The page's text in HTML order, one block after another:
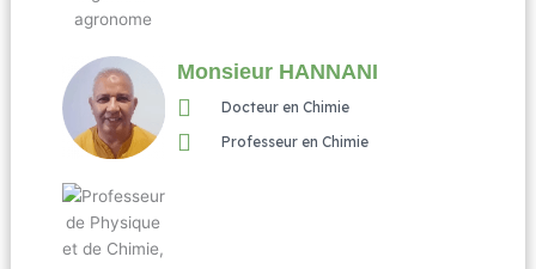
Monsieur HANNANI
Docteur en Chimie
Professeur en Chimie